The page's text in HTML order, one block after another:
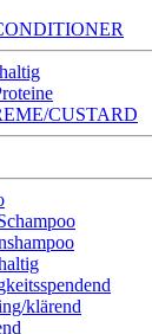
CUSTARD
klärend